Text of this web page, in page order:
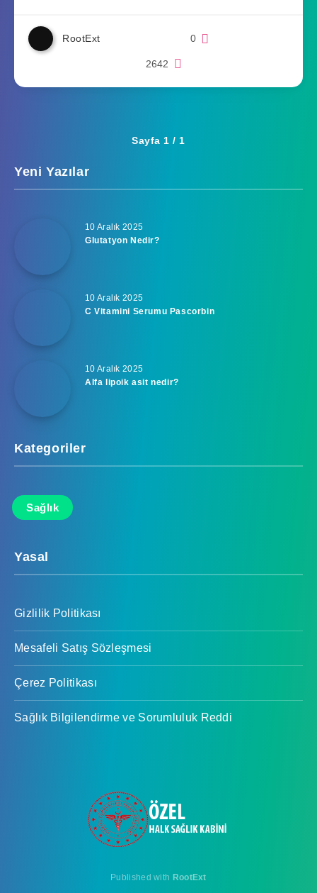
RootExt 0
2642
Sayfa 1 / 1
Yeni Yazılar
10 Aralık 2025
Glutatyon Nedir?
10 Aralık 2025
C Vitamini Serumu Pascorbin
10 Aralık 2025
Alfa lipoik asit nedir?
Kategoriler
Sağlık
Yasal
Gizlilik Politikası
Mesafeli Satış Sözleşmesi
Çerez Politikası
Sağlık Bilgilendirme ve Sorumluluk Reddi
Published with RootExt